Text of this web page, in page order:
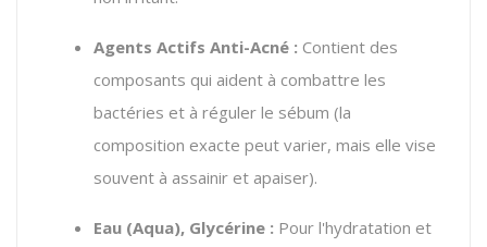
Agents Actifs Anti-Acné : Contient des
composants qui aident à combattre les
bactéries et à réguler le sébum (la
composition exacte peut varier, mais elle vise
souvent à assainir et apaiser).
Eau (Aqua), Glycérine : Pour l'hydratation et